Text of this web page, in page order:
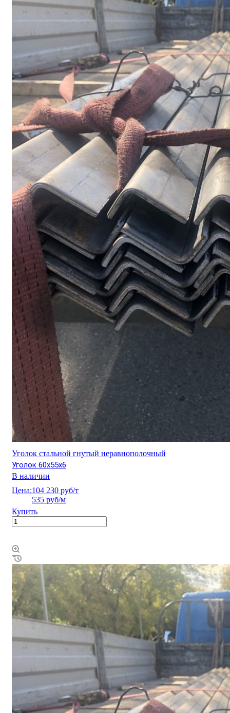
Уголок стальной гнутый неравнополочный
Уголок 60х55х6
В наличии
Цена:104 230 руб/т
535 руб/м
Купить